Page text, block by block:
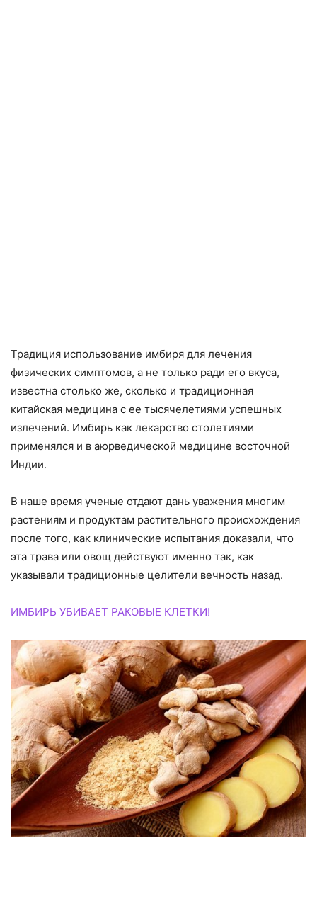
Традиция использование имбиря для лечения
физических симптомов, а не только ради его вкуса,
известна столько же, сколько и традиционная
китайская медицина с ее тысячелетиями успешных
излечений. Имбирь как лекарство столетиями
применялся и в аюрведической медицине восточной
Индии.
В наше время ученые отдают дань уважения многим
растениям и продуктам растительного происхождения
после того, как клинические испытания доказали, что
эта трава или овощ действуют именно так, как
указывали традиционные целители вечность назад.
ИМБИРЬ УБИВАЕТ РАКОВЫЕ КЛЕТКИ!